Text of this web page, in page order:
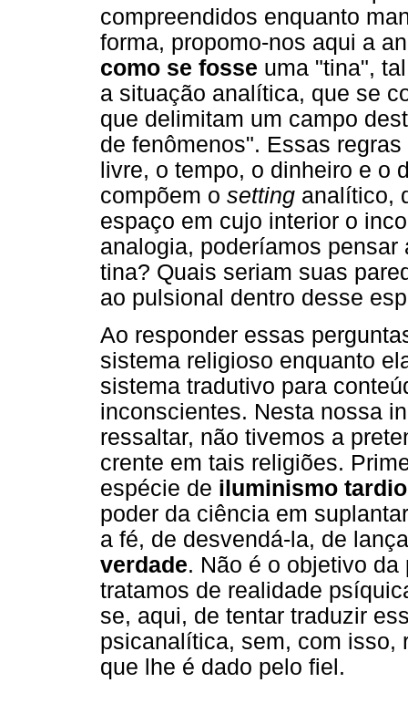
compreendidos enquanto
forma, propomo-nos aqui a
como se fosse uma "tina",
a situação analítica, que se
que delimitam um campo
de fenômenos". Essas
livre, o tempo, o dinheiro e o
compõem o setting analítico,
espaço em cujo interior o
analogia, poderíamos
tina? Quais seriam suas
ao pulsional dentro desse
Ao responder essas
sistema religioso enquanto
sistema tradutivo para
inconscientes. Nesta nossa
ressaltar, não tivemos a
crente em tais religiões.
espécie de iluminismo tardio
poder da ciência em
a fé, de desvendá-la, de
verdade. Não é o objetivo
tratamos de realidade
se, aqui, de tentar traduzir
psicanalítica, sem, com isso,
que lhe é dado pelo fiel.